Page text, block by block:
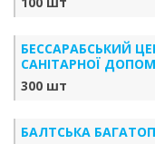
БЕССАРАБСЬКИЙ
САНІТАРНОЇ
300 шт
БАЛТСЬКА